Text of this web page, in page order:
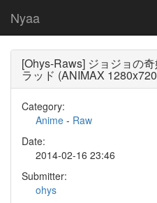
Nyaa
[Ohys-Raws] ジョジョの
ラッド (ANIMAX
Category:
Anime - Raw
Date:
2014-02-16 23:46
Submitter:
ohys